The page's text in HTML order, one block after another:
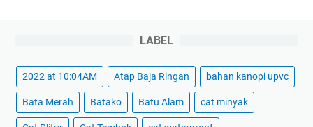
LABEL
2022 at 10:04AM Atap Baja Ringan bahan kanopi upvc
Bata Merah Batako Batu Alam cat minyak